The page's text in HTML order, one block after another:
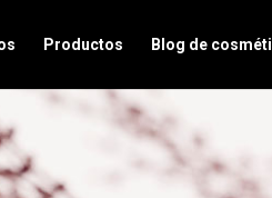
Productos Blog de